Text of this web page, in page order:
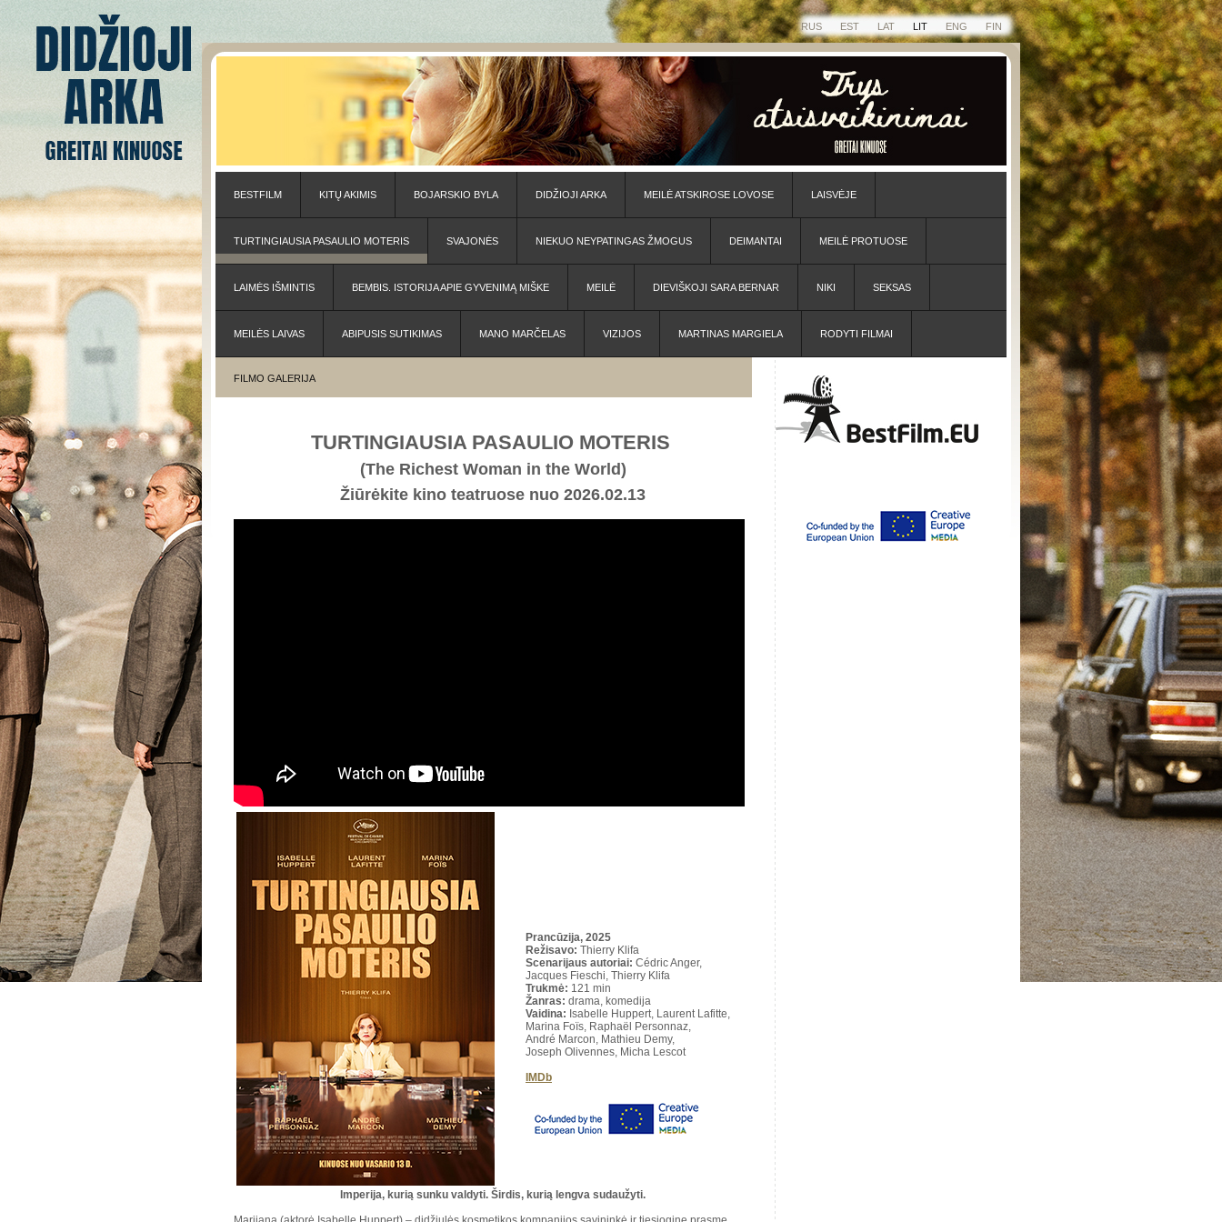
RUS EST LAT LIT ENG FIN
BESTFILM KITŲ AKIMIS BOJARSKIO BYLA DIDŽIOJI ARKA MEILĖ ATSKIROSE LOVOSE LAISVĖJE
TURTINGIAUSIA PASAULIO MOTERIS SVAJONĖS NIEKUO NEYPATINGAS ŽMOGUS DEIMANTAI MEILĖ PROTUOSE
LAIMĖS IŠMINTIS BEMBIS. ISTORIJA APIE GYVENIMĄ MIŠKE MEILĖ DIEVIŠKOJI SARA BERNAR NIKI SEKSAS
MEILĖS LAIVAS ABIPUSIS SUTIKIMAS MANO MARČELAS VIZIJOS MARTINAS MARGIELA RODYTI FILMAI
FILMO GALERIJA
TURTINGIAUSIA PASAULIO MOTERIS
(The Richest Woman in the World)
Žiūrėkite kino teatruose nuo 2026.02.13
Prancūzija, 2025
Režisavo: Thierry Klifa
Scenarijaus autoriai: Cédric Anger,
Jacques Fieschi, Thierry Klifa
Trukmė: 121 min
Žanras: drama, komedija
Vaidina: Isabelle Huppert, Laurent Lafitte,
Marina Foïs, Raphaël Personnaz,
André Marcon, Mathieu Demy,
Joseph Olivennes, Micha Lescot
IMDb
Imperija, kurią sunku valdyti. Širdis, kurią lengva sudaužyti.